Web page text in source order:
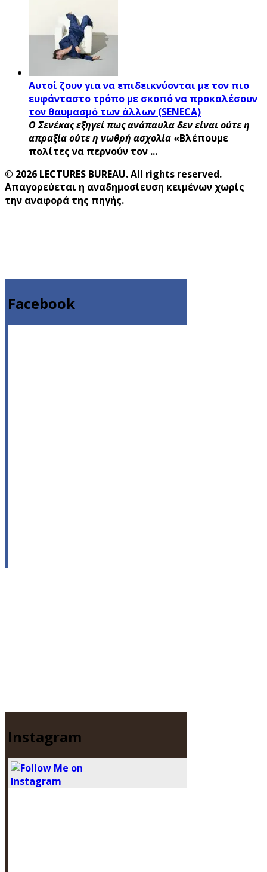
Αυτοί ζουν για να επιδεικνύονται με τον πιο
ευφάνταστο τρόπο με σκοπό να προκαλέσουν
τον θαυμασμό των άλλων (SENECA)
Ο Σενέκας εξηγεί πως ανάπαυλα δεν είναι ούτε η
απραξία ούτε η νωθρή ασχολία «Βλέπουμε
πολίτες να περνούν τον ...
© 2026 LECTURES BUREAU. All rights reserved.
Απαγορεύεται η αναδημοσίευση κειμένων χωρίς
την αναφορά της πηγής.
Facebook
Instagram